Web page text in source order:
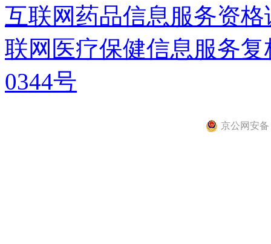
互联网药品信息服务资
联网医疗保健信息服务
0344号
京公网安备